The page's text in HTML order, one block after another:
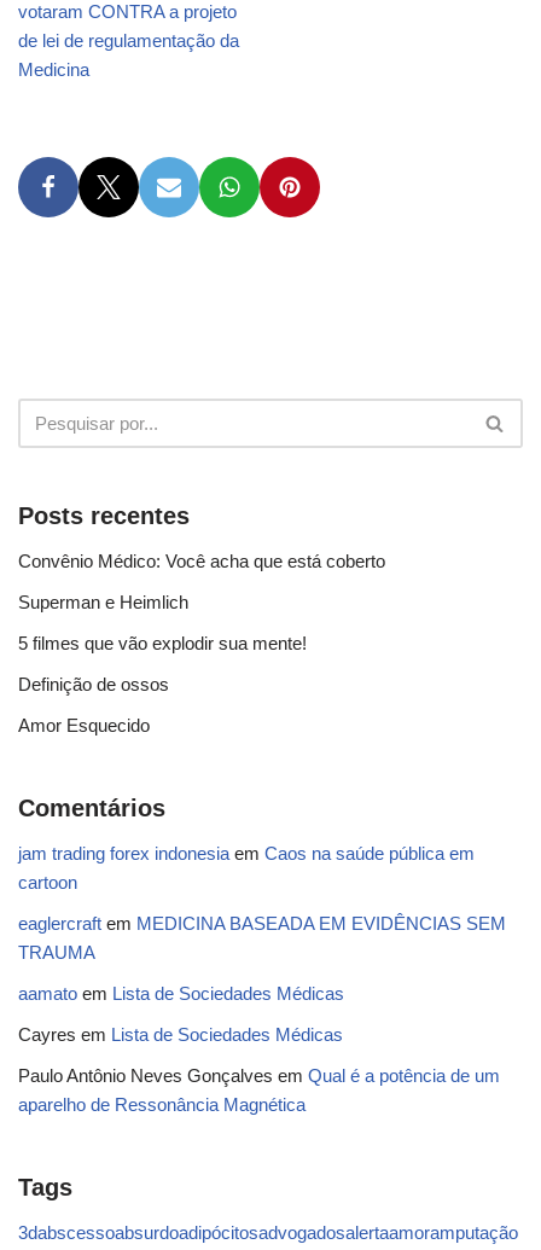
votaram CONTRA a projeto
de lei de regulamentação da
Medicina
Posts recentes
Convênio Médico: Você acha que está coberto
Superman e Heimlich
5 filmes que vão explodir sua mente!
Definição de ossos
Amor Esquecido
Comentários
jam trading forex indonesia em Caos na saúde pública em
cartoon
eaglercraft em MEDICINA BASEADA EM EVIDÊNCIAS SEM
TRAUMA
aamato em Lista de Sociedades Médicas
Cayres em Lista de Sociedades Médicas
Paulo Antônio Neves Gonçalves em Qual é a potência de um
aparelho de Ressonância Magnética
Tags
3dabscessoabsurdoadipócitosadvogadosalertaamoramputação